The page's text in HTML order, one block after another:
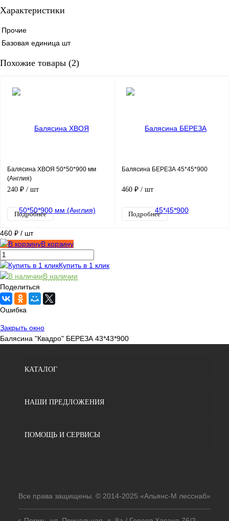
Характеристики
Прочие
Базовая единица шт
Похожие товары (2)
Балясина ХВОЯ 50*50*900 мм
(Англия)
240 ₽ / шт
Подробнее
Балясина БЕРЕЗА 45*45*900
460 ₽ / шт
Подробнее
460 ₽ / шт
В корзину
Купить в 1 клик
В наличии
Поделиться
Ошибка
Закрыть окно
Балясина "Квадро" БЕРЕЗА 43*43*900
КАТАЛОГ
НАШИ ПРЕДЛОЖЕНИЯ
ПОМОЩЬ И СЕРВИСЫ
Все права защищены. © 2014-2025 «Альянс-М лесснаб»